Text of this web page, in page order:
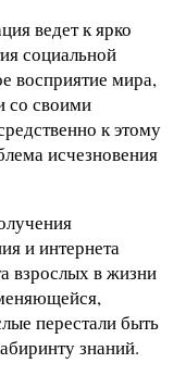
ведет к ярко
социальной
восприятие мира,
со своими
к этому
исчезновения
и интернета
взрослых в жизни
перестали быть
знаний.